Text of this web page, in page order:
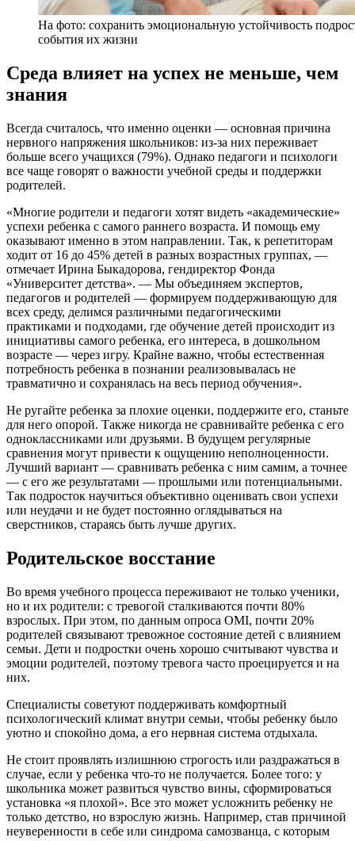
На фото: сохранить эмоциональную устойчивость
события их жизни
Среда влияет на успех не меньше, чем
знания
Всегда считалось, что именно оценки — основная причина
нервного напряжения школьников: из-за них переживает
больше всего учащихся (79%). Однако педагоги и психологи
все чаще говорят о важности учебной среды и поддержки
родителей.
«Многие родители и педагоги хотят видеть «академические»
успехи ребенка с самого раннего возраста. И помощь ему
оказывают именно в этом направлении. Так, к репетиторам
ходит от 16 до 45% детей в разных возрастных группах, —
отмечает Ирина Быкадорова, гендиректор Фонда
«Университет детства». — Мы объединяем экспертов,
педагогов и родителей — формируем поддерживающую для
всех среду, делимся различными педагогическими
практиками и подходами, где обучение детей происходит из
инициативы самого ребенка, его интереса, в дошкольном
возрасте — через игру. Крайне важно, чтобы естественная
потребность ребенка в познании реализовывалась не
травматично и сохранялась на весь период обучения».
Не ругайте ребенка за плохие оценки, поддержите его, станьте
для него опорой. Также никогда не сравнивайте ребенка с его
одноклассниками или друзьями. В будущем регулярные
сравнения могут привести к ощущению неполноценности.
Лучший вариант — сравнивать ребенка с ним самим, а точнее
— с его же результатами — прошлыми или потенциальными.
Так подросток научиться объективно оценивать свои успехи
или неудачи и не будет постоянно оглядываться на
сверстников, стараясь быть лучше других.
Родительское восстание
Во время учебного процесса переживают не только ученики,
но и их родители: с тревогой сталкиваются почти 80%
взрослых. При этом, по данным опроса OMI, почти 20%
родителей связывают тревожное состояние детей с влиянием
семьи. Дети и подростки очень хорошо считывают чувства и
эмоции родителей, поэтому тревога часто проецируется и на
них.
Специалисты советуют поддерживать комфортный
психологический климат внутри семьи, чтобы ребенку было
уютно и спокойно дома, а его нервная система отдыхала.
Не стоит проявлять излишнюю строгость или раздражаться в
случае, если у ребенка что-то не получается. Более того: у
школьника может развиться чувство вины, сформироваться
установка «я плохой». Все это может усложнить ребенку не
только детство, но взрослую жизнь. Например, став причиной
неуверенности в себе или синдрома самозванца, с которым